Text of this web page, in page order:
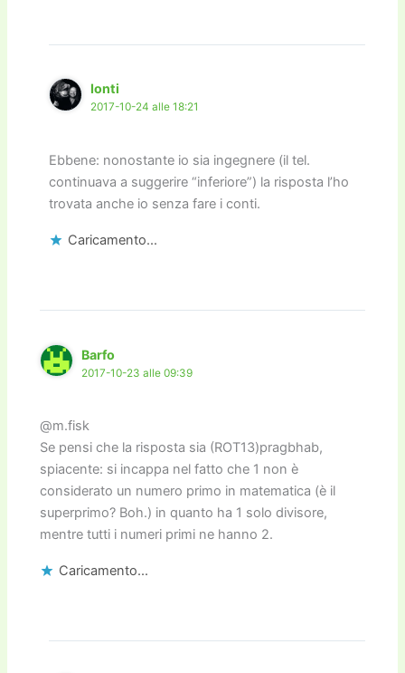
Ionti
2017-10-24 alle 18:21
Ebbene: nonostante io sia ingegnere (il tel.
continuava a suggerire “inferiore”) la risposta l’ho
trovata anche io senza fare i conti.
Caricamento...
Barfo
2017-10-23 alle 09:39
@m.fisk
Se pensi che la risposta sia (ROT13)pragbhab,
spiacente: si incappa nel fatto che 1 non è
considerato un numero primo in matematica (è il
superprimo? Boh.) in quanto ha 1 solo divisore,
mentre tutti i numeri primi ne hanno 2.
Caricamento...